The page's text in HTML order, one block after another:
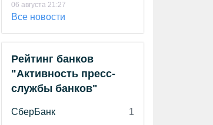
06 августа 21:27
Все новости
Рейтинг банков
"Активность пресс-
службы банков"
СберБанк
1